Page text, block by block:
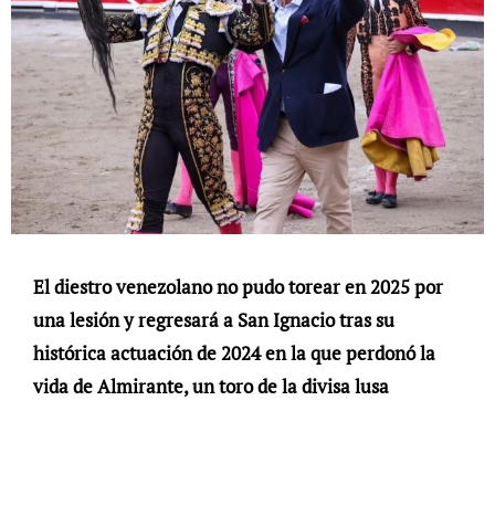
El diestro venezolano no pudo torear en 2025 por
una lesión y regresará a San Ignacio tras su
histórica actuación de 2024 en la que perdonó la
vida de Almirante, un toro de la divisa lusa